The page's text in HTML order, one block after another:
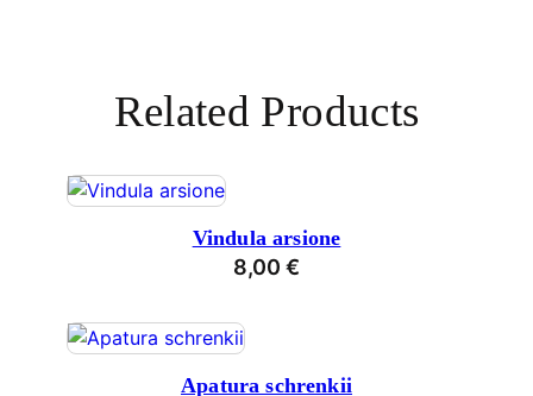
Related Products
Vindula arsione
8,00 €
Apatura schrenkii